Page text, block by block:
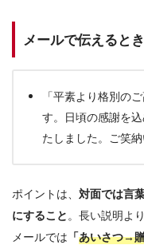
メールで伝えると
「平素より格別の
す。日頃の感謝を
たしました。ご笑
ポイントは、 対面では言
にすること。長い説明よ
メールでは 「あいさつ→